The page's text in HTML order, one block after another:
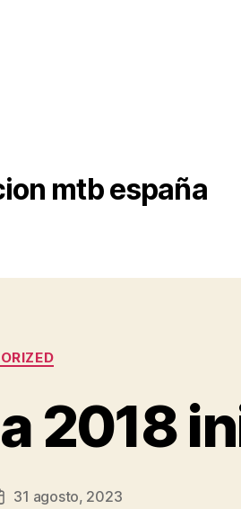
mtb españa
2018
31 agosto, 2023